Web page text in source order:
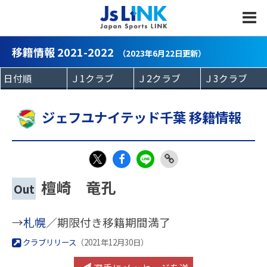
移籍情報 2021-2022 （2023年6月22日更新）
ジェフユナイテッド千葉 移籍情報
eb
k
Out 檀崎 竜孔
→札幌／期限付き移籍期間満了
クラブリリース （2021年12月30日）